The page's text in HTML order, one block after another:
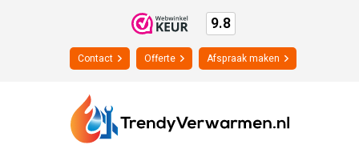
9.8
Contact Offerte Afspraak maken